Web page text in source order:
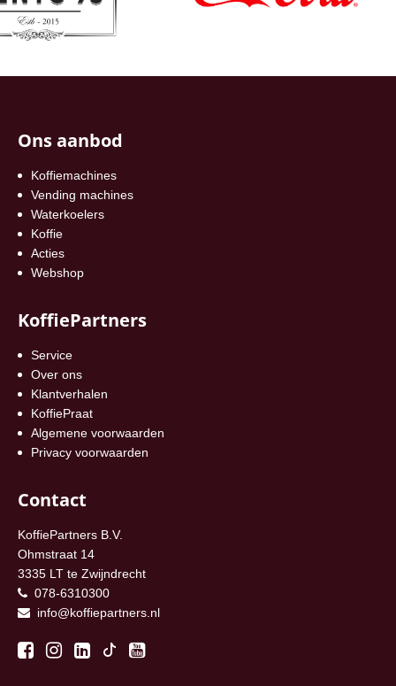
Ons aanbod
Koffiemachines
Vending machines
Waterkoelers
Koffie
Acties
Webshop
KoffiePartners
Service
Over ons
Klantverhalen
KoffiePraat
Algemene voorwaarden
Privacy voorwaarden
Contact
KoffiePartners B.V.
Ohmstraat 14
3335 LT te Zwijndrecht
078-6310300
info@koffiepartners.nl